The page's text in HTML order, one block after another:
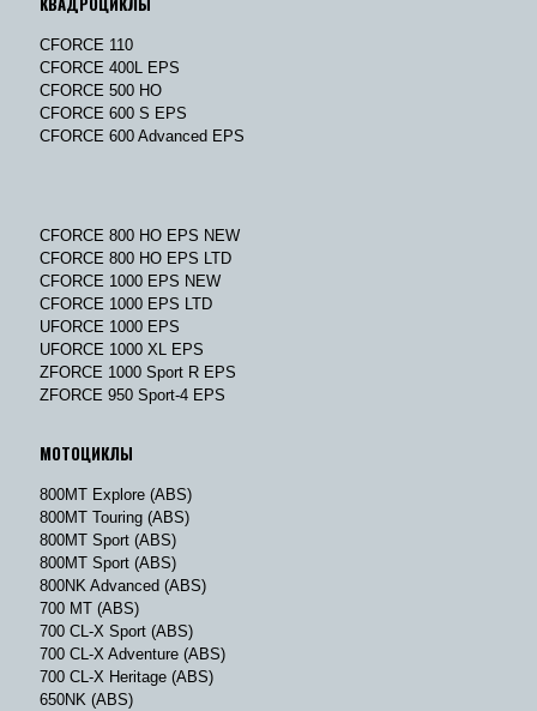
CFORCE 110
CFORCE 400L EPS
CFORCE 500 HO
CFORCE 600 S EPS
CFORCE 600 Advanced EPS
CFORCE 800 HO EPS NEW
CFORCE 800 HO EPS LTD
CFORCE 1000 EPS NEW
CFORCE 1000 EPS LTD
UFORCE 1000 EPS
UFORCE 1000 XL EPS
ZFORCE 1000 Sport R EPS
ZFORCE 950 Sport-4 EPS
МОТОЦИКЛЫ
800MT Explore (ABS)
800MT Touring (ABS)
800MT Sport (ABS)
800MT Sport (ABS)
800NK Advanced (ABS)
700 MT (ABS)
700 CL-X Sport (ABS)
700 CL-X Adventure (ABS)
700 CL-X Heritage (ABS)
650NK (ABS)